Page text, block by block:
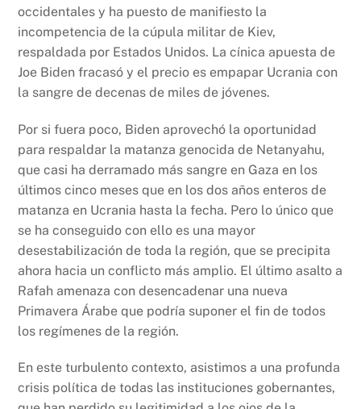
occidentales y ha puesto de manifiesto la
incompetencia de la cúpula militar de Kiev,
respaldada por Estados Unidos. La cínica apuesta de
Joe Biden fracasó y el precio es empapar Ucrania con
la sangre de decenas de miles de jóvenes.
Por si fuera poco, Biden aprovechó la oportunidad
para respaldar la matanza genocida de Netanyahu,
que casi ha derramado más sangre en Gaza en los
últimos cinco meses que en los dos años enteros de
matanza en Ucrania hasta la fecha. Pero lo único que
se ha conseguido con ello es una mayor
desestabilización de toda la región, que se precipita
ahora hacia un conflicto más amplio. El último asalto a
Rafah amenaza con desencadenar una nueva
Primavera Árabe que podría suponer el fin de todos
los regímenes de la región.
En este turbulento contexto, asistimos a una profunda
crisis política de todas las instituciones gobernantes,